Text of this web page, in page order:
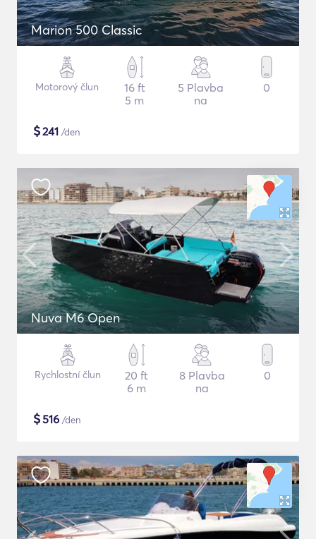
Marion 500 Classic
Motorový člun
16 ft
5 m
5 Plavba
na
0
$241 /den
Nuva M6 Open
Rychlostní člun
20 ft
6 m
8 Plavba
na
0
$516 /den